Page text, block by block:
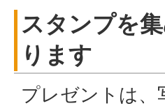
スタンプを
ります
プレゼントは、